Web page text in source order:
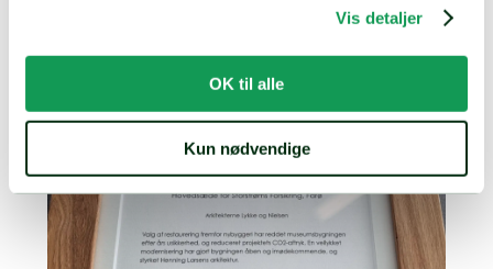
Vis detaljer
OK til alle
Kun nødvendige